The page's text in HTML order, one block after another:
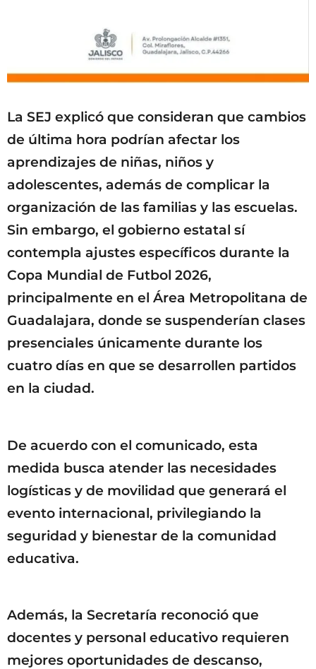
La SEJ explicó que consideran que cambios
de última hora podrían afectar los
aprendizajes de niñas, niños y
adolescentes, además de complicar la
organización de las familias y las escuelas.
Sin embargo, el gobierno estatal sí
contempla ajustes específicos durante la
Copa Mundial de Futbol 2026,
principalmente en el Área Metropolitana de
Guadalajara, donde se suspenderían clases
presenciales únicamente durante los
cuatro días en que se desarrollen partidos
en la ciudad.
De acuerdo con el comunicado, esta
medida busca atender las necesidades
logísticas y de movilidad que generará el
evento internacional, privilegiando la
seguridad y bienestar de la comunidad
educativa.
Además, la Secretaría reconoció que
docentes y personal educativo requieren
mejores oportunidades de descanso,